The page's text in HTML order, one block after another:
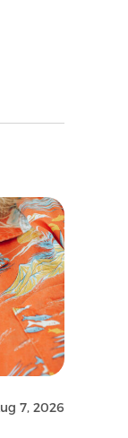
7, 2026